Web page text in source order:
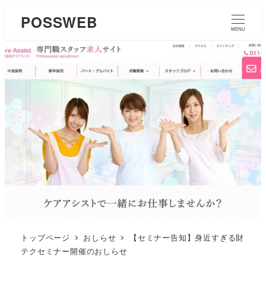
POSSWEB MENU
トップページ おしらせ
【セミナー告知】身近すぎる財
テクセミナー開催のおしらせ